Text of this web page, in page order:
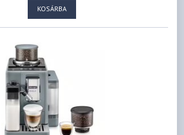
KOSÁRBA